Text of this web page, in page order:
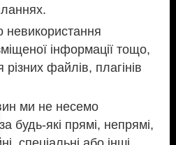
невикористання
інформації тощо,
файлів, плагінів
ми не несемо
за будь-які прямі, непрямі,